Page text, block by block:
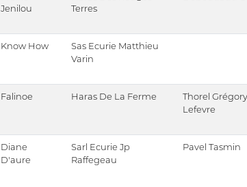
Jenilou
Terres
Know How
Sas Ecurie Matthieu
Varin
Falinoe Haras De La Ferme
Thorel
Lefevre
Diane
D'aure
Sarl Ecurie Jp
Raffegeau
Pavel Tasmin